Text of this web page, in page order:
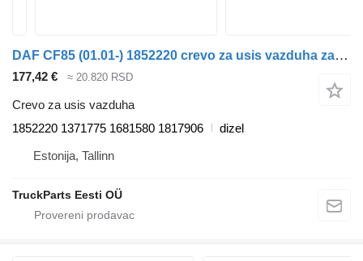
DAF CF85 (01.01-) 1852220 crevo za usis vazduha za DAF LF45, LF55, LF180, CF65, CF75, CF85 (2001-) tegljača
177,42 € ≈ 20.820 RSD
Crevo za usis vazduha
1852220 1371775 1681580 1817906
dizel
Estonija, Tallinn
TruckParts Eesti OÜ